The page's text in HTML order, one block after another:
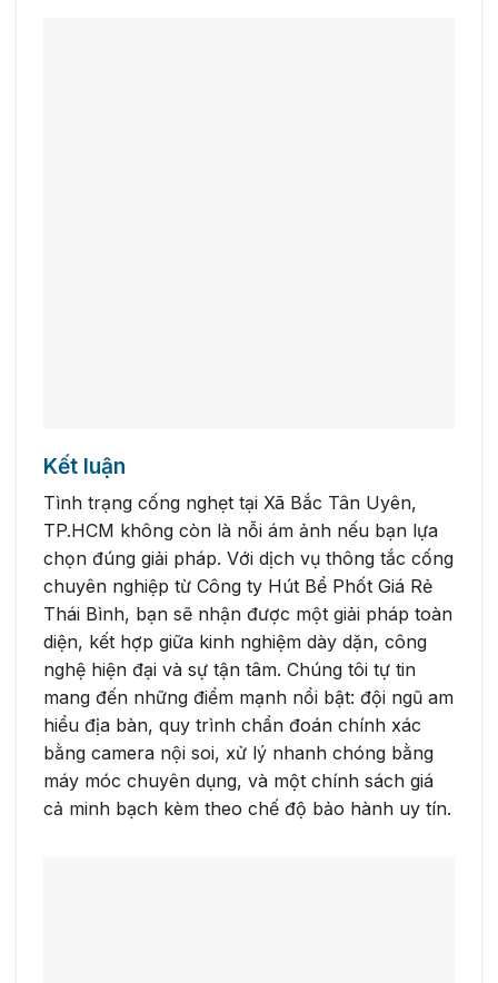
Kết luận
Tình trạng cống nghẹt tại Xã Bắc Tân Uyên,
TP.HCM không còn là nỗi ám ảnh nếu bạn lựa
chọn đúng giải pháp. Với dịch vụ thông tắc cống
chuyên nghiệp từ Công ty Hút Bể Phốt Giá Rẻ
Thái Bình, bạn sẽ nhận được một giải pháp toàn
diện, kết hợp giữa kinh nghiệm dày dặn, công
nghệ hiện đại và sự tận tâm. Chúng tôi tự tin
mang đến những điểm mạnh nổi bật: đội ngũ am
hiểu địa bàn, quy trình chẩn đoán chính xác
bằng camera nội soi, xử lý nhanh chóng bằng
máy móc chuyên dụng, và một chính sách giá
cả minh bạch kèm theo chế độ bảo hành uy tín.